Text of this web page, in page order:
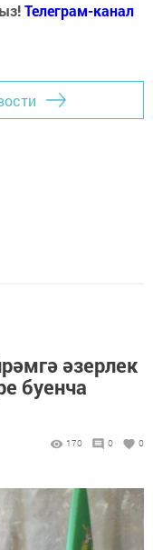
Телеграм-канал
әзерлек
буенча
170 0 0